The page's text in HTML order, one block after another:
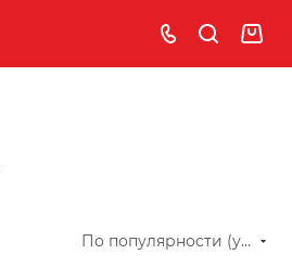
По популярности (убывание)